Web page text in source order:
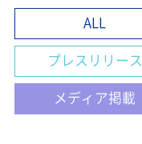
ALL
プレスリリース
メディア掲載